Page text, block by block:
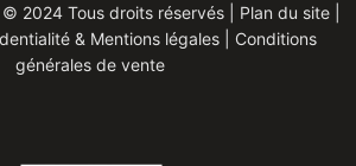
© 2024 Tous droits réservés | Plan du site
& Mentions légales| Conditions
générales de vente